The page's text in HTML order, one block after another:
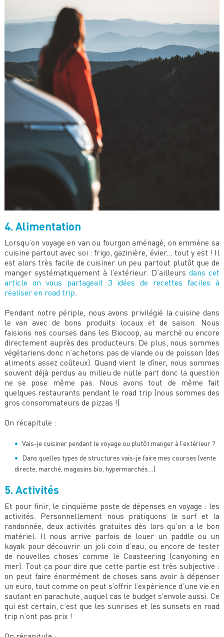
4. Alimentation
Lorsqu’on voyage en van ou fourgon aménagé, on emmène sa
cuisine partout avec soi : frigo, gazinière, évier… tout y est ! Il
est alors très facile de cuisiner un peu partout plutôt que de
manger systématiquement à l’extérieur. D’ailleurs dans cet
article on vous partageait 3 idées de recettes faciles à
réaliser en road trip
Pendant notre périple, nous avons privilégié la cuisine dans
le van avec de bons produits locaux et de saison. Nous
faisions nos courses dans les Biocoop, au marché ou encore
directement auprès des producteurs. De plus, nous sommes
végétariens donc n’achetons pas de viande ou de poisson (des
aliments assez coûteux). Quand vient le dîner, nous sommes
souvent déjà perdus au milieu de nulle part donc la question
ne se pose même pas. Nous avons tout de même fait
quelques restaurants pendant le road trip (nous sommes des
gros consommateurs de pizzas !)
On récapitule :
Vais-je cuisiner pendant le voyage ou plutôt manger à l’extérieur ?
Dans quelles types de structures vais-je faire mes courses (vente
directe, marché, magasins bio, hypermarchés…)
​5. Activités
Et pour finir, le cinquième poste de dépenses en voyage : les
activités. Personnellement nous pratiquons le surf et la
randonnée, deux activités gratuites dès lors qu’on a le bon
matériel. Il nous arrive parfois de louer un paddle ou un
kayak pour découvrir un joli coin d’eau, ou encore de tester
de nouvelles choses comme le Coasteering (canyoning en
mer). Tout ça pour dire que cette partie est très subjective :
on peut faire énormément de choses sans avoir à dépenser
un euro, tout comme on peut s’offrir l’expérience d’une vie en
sautant en parachute, auquel cas le budget s’envole aussi. Ce
qui est certain, c’est que les sunrises et les sunsets en road
trip n’ont pas prix !